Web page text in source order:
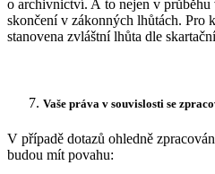
o archivnictví. A to nejen v průběhu
skončení v zákonných lhůtách. Pro
stanovena zvláštní lhůta dle
Vaše práva v souvislosti se
V případě dotazů ohledně
budou mít povahu: